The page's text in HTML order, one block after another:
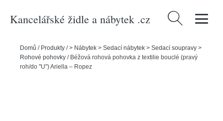
Kancelářské židle a nábytek .cz Vyhledávání
Domů / Produkty /> Nábytek > Sedací nábytek > Sedací soupravy >
Rohové pohovky / Béžová rohová pohovka z textilie bouclé (pravý
roh/do "U") Ariella – Ropez